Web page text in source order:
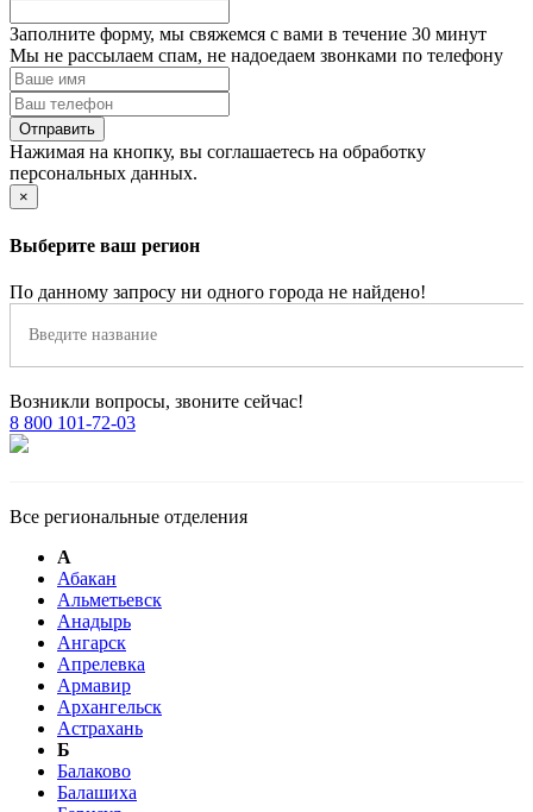
Заполните форму, мы свяжемся с вами в течение 30 минут
Мы не рассылаем спам, не надоедаем звонками по телефону
Нажимая на кнопку, вы соглашаетесь на обработку
персональных данных.
×
Выберите ваш регион
По данному запросу ни одного города не найдено!
Возникли вопросы, звоните сейчас!
8 800 101-72-03
Все региональные отделения
А
Абакан
Альметьевск
Анадырь
Ангарск
Апрелевка
Армавир
Архангельск
Астрахань
Б
Балаково
Балашиха